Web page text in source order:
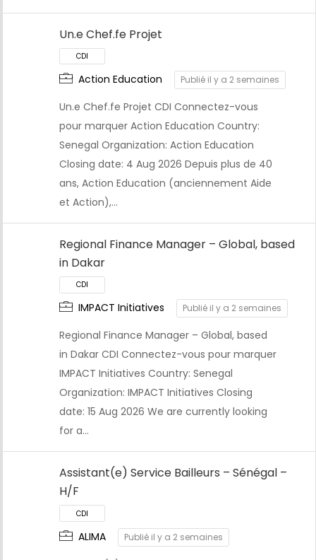
CDI
CDI
Un.e Chef.fe Projet
Action Education Publié il y a 2 semaines
Un.e Chef.fe Projet CDI Connectez-vous
pour marquer Action Education Country:
Senegal Organization: Action Education
Closing date: 4 Aug 2026 Depuis plus de 40
ans, Action Education (anciennement Aide
et Action),…
Regional Finance Manager – Global, based
in Dakar
IMPACT Initiatives Publié il y a 2 semaines
Regional Finance Manager – Global, based
in Dakar CDI Connectez-vous pour marquer
IMPACT Initiatives Country: Senegal
Organization: IMPACT Initiatives Closing
date: 15 Aug 2026 We are currently looking
for a…
Assistant(e) Service Bailleurs – Sénégal –
H/F
ALIMA Publié il y a 2 semaines